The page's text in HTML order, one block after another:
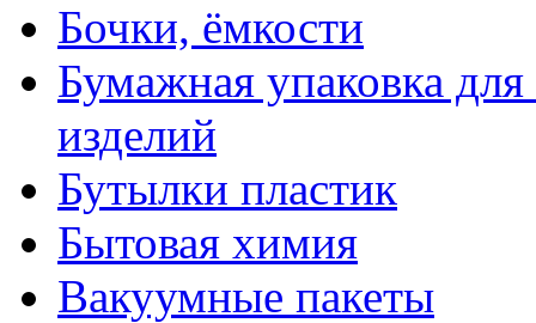
Бочки, ёмкости
Бумажная упаковка
изделий
Бутылки пластик
Бытовая химия
Вакуумные пакеты